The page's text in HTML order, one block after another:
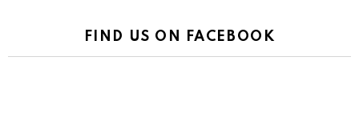
FIND US ON FACEBOOK